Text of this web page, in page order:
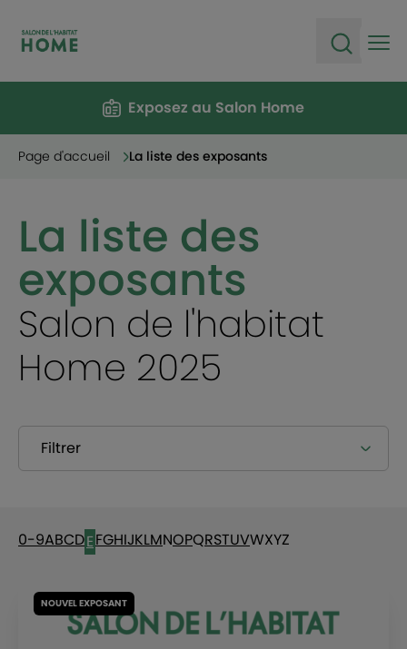
Exposez au Salon Home
Page d'accueil La liste des exposants
La liste des
exposants
Salon de l'habitat
Home 2025
Filtrer
0-9ABCDEFGHIJKLMNOPQRSTUVWXYZ
NOUVEL EXPOSANT